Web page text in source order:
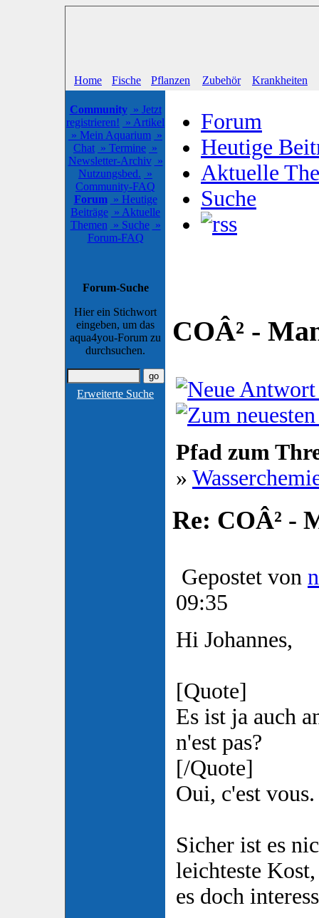
Home Fische Pflanzen Zubehör Krankheiten
Community » Jetzt
registrieren! » Artikel
» Mein Aquarium »
Chat » Termine »
Newsletter-Archiv »
Nutzungsbed. »
Community-FAQ
Forum » Heutige
Beiträge » Aktuelle
Themen » Suche »
Forum-FAQ
Forum-Suche
Hier ein Stichwort
eingeben, um das
aqua4you-Forum zu
durchsuchen.
Erweiterte Suche
Forum
Heutige
Aktuelle
Suche
COÂ² -
Pfad zum
»
Re: COÂ² -
Gepostet von
09:35
Hi Johannes,
[Quote]
Es ist ja auch
n'est pas?
[/Quote]
Oui, c'est vous.
Sicher ist es
leichteste
es doch